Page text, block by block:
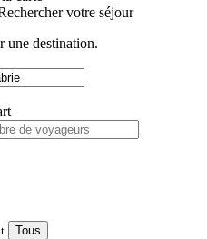
votre séjour
une destination.
Tous